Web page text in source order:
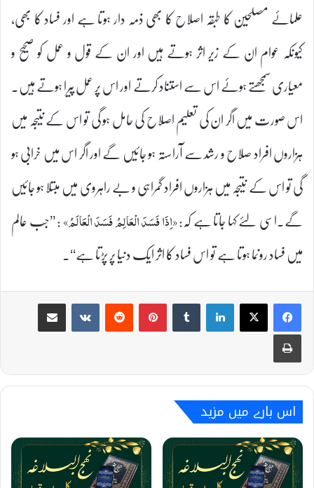
علمائے مصلحین کا طبقہ اصلاح کا بھی ذمہ دار ہوتا ہے اور فساد کا بھی،
کیونکہ عوام ان کے زیر اثر ہوتے ہیں اور ان کے قول و عمل کو صحیح و
معیاری سمجھتے ہوئے اس سے استناد کرتے اور اس پر عمل پیرا ہوتے ہیں۔
اس صورت میں اگر ان کی تعلیم اصلاح کی حامل ہو گی تو اس کے نتیجہ میں
ہزاروں افراد صلاح و رشد سے آراستہ ہو جائیں گے اور اگر اس میں خرابی ہو
گی تو اس کے نتیجہ میں ہزاروں افراد گمراہی و بے راہروی میں مبتلا ہو جائیں
گے۔اسی لئے کہا جاتا ہے کہ:«اِذَا فَسَدَ الْعَالِمُ فَسَدَ الْعَالَمُ»: ’’جب عالم
میں فساد رونما ہوتا ہے تو اس فساد کا اثر ایک دنیا پر پڑتا ہے‘‘۔
اس بارے میں مزید